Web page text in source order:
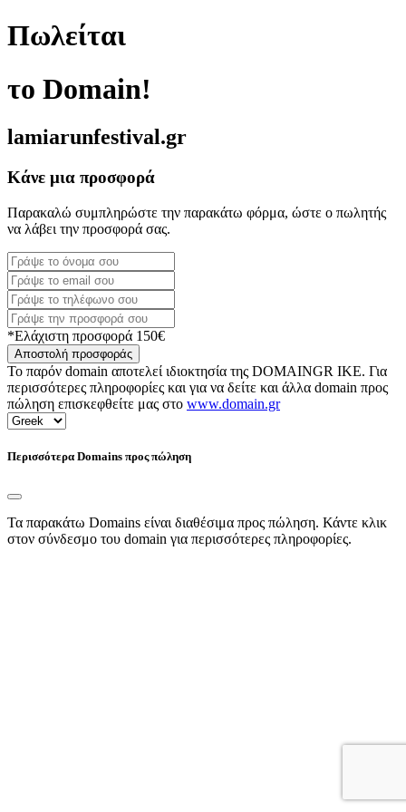
Πωλείται
το Domain!
lamiarunfestival.gr
Κάνε μια προσφορά
Παρακαλώ συμπληρώστε την παρακάτω φόρμα, ώστε ο πωλητής
να λάβει την προσφορά σας.
*Ελάχιστη προσφορά 150€
Αποστολή προσφοράς
Το παρόν domain αποτελεί ιδιοκτησία της DOMAINGR ΙΚΕ. Για
περισσότερες πληροφορίες και για να δείτε και άλλα domain προς
πώληση επισκεφθείτε μας στο www.domain.gr
Περισσότερα Domains προς πώληση
Τα παρακάτω Domains είναι διαθέσιμα προς πώληση. Κάντε κλικ
στον σύνδεσμο του domain για περισσότερες πληροφορίες.